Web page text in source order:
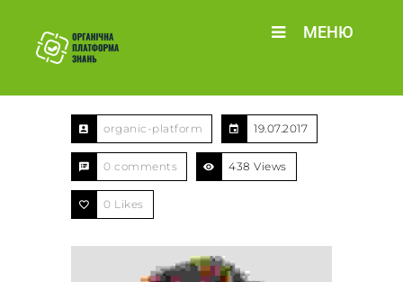
МЕНЮ
organic-platform 19.07.2017
0 comments 438 Views
0 Likes